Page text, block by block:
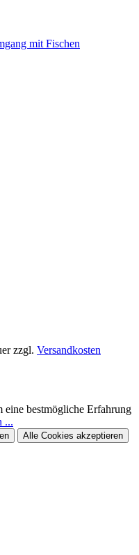
mit Fischen
zzgl. Versandkosten
eine bestmögliche Erfahrung
...
Alle Cookies akzeptieren